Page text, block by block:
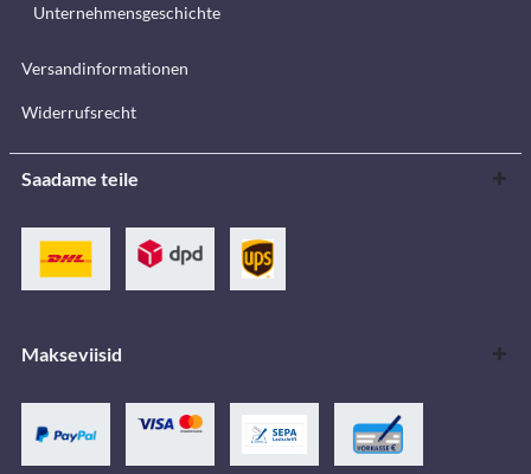
Unternehmensgeschichte
Versandinformationen
Widerrufsrecht
Saadame teile
Makseviisid